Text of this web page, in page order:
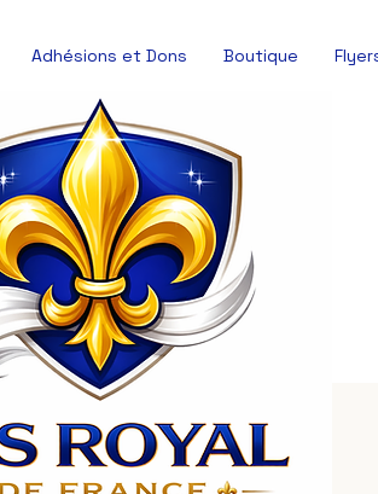
Adhésions et Dons Boutique